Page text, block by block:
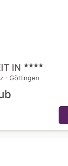
IN
· Göttingen